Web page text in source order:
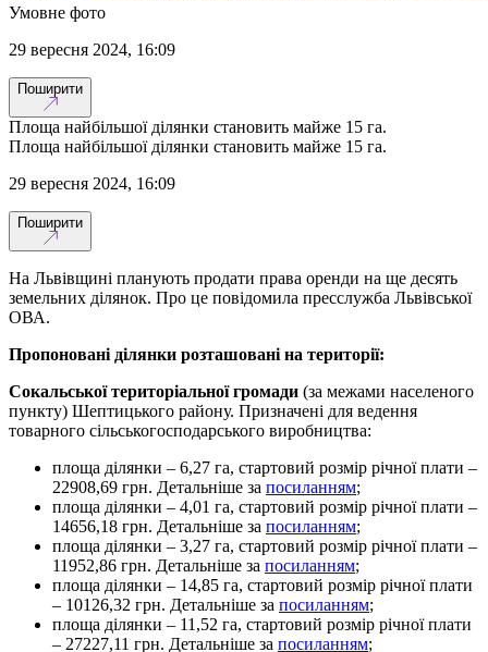
Умовне фото
29 вересня 2024, 16:09
Поширити
Площа найбільшої ділянки становить майже 15 га.
Площа найбільшої ділянки становить майже 15 га.
29 вересня 2024, 16:09
Поширити
На Львівщині планують продати права оренди на ще десять
земельних ділянок. Про це повідомила пресслужба Львівської
ОВА.
Пропоновані ділянки розташовані на території:
Сокальської територіальної громади (за межами населеного
пункту) Шептицького району. Призначені для ведення
товарного сільськогосподарського виробництва:
площа ділянки – 6,27 га, стартовий розмір річної плати –
22908,69 грн. Детальніше за посиланням;
площа ділянки – 4,01 га, стартовий розмір річної плати –
14656,18 грн. Детальніше за посиланням;
площа ділянки – 3,27 га, стартовий розмір річної плати –
11952,86 грн. Детальніше за посиланням;
площа ділянки – 14,85 га, стартовий розмір річної плати
– 10126,32 грн. Детальніше за посиланням;
площа ділянки – 11,52 га, стартовий розмір річної плати
– 27227,11 грн. Детальніше за посиланням;